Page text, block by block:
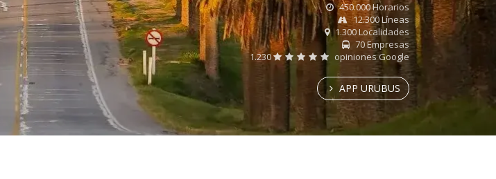
450.000 Horarios
12.300 Líneas
1.300 Localidades
70 Empresas
1.230
opiniones Google
APP URUBUS